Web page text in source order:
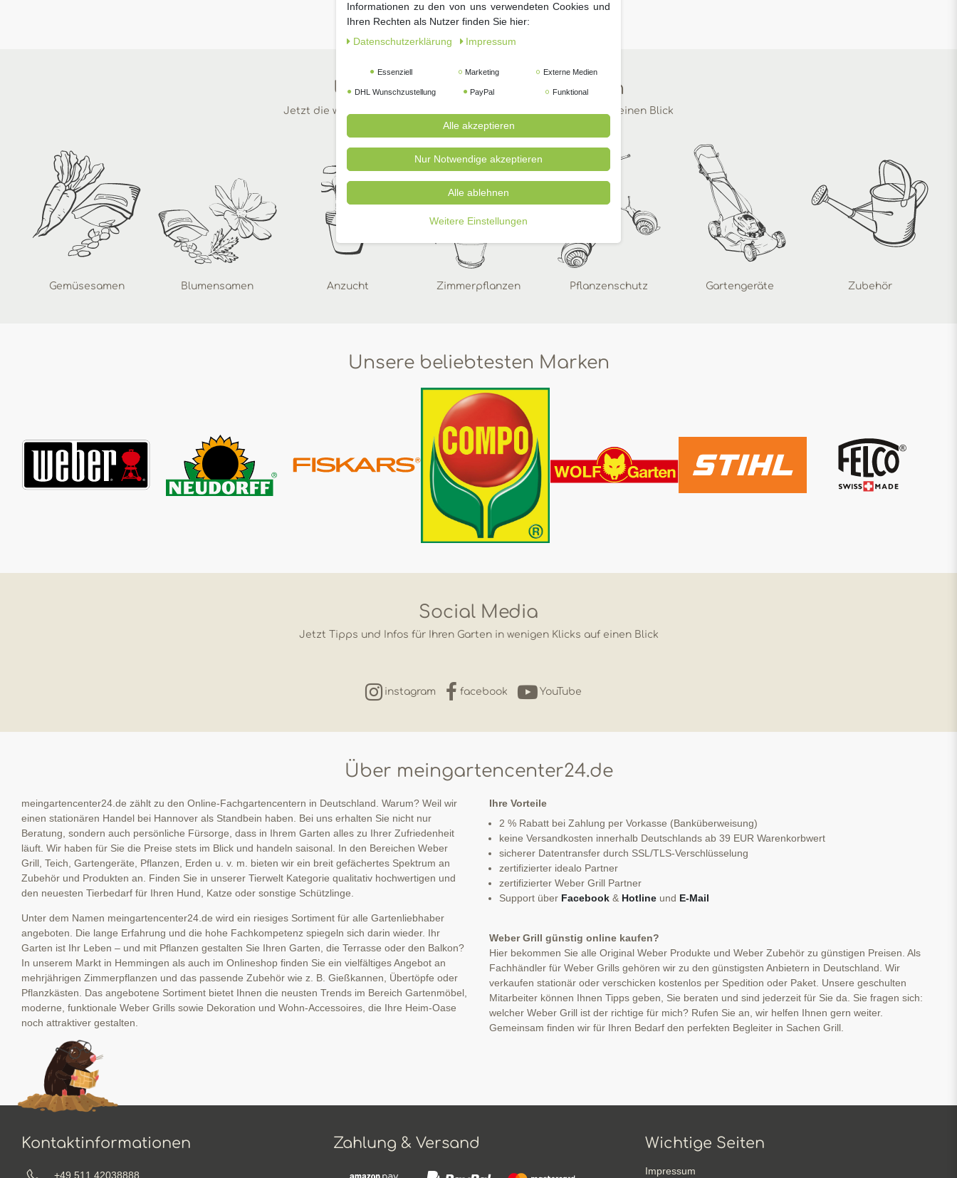
Unsere beliebtesten Kategorien
Jetzt die wichtigsten Dinge für Ihren Garten in wenigen Klicks auf einen Blick
Gemüsesamen Blumensamen Anzucht Zimmerpflanzen Pflanzenschutz Gartengeräte Zubehör
Unsere beliebtesten Marken
Social Media
Jetzt Tipps und Infos für Ihren Garten in wenigen Klicks auf einen Blick
instagram facebook YouTube
Über meingartencenter24.de
meingartencenter24.de zählt zu den Online-Fachgartencentern in Deutschland. Warum? Weil wir
einen stationären Handel bei Hannover als Standbein haben. Bei uns erhalten Sie nicht nur
Beratung, sondern auch persönliche Fürsorge, dass in Ihrem Garten alles zu Ihrer Zufriedenheit
läuft. Wir haben für Sie die Preise stets im Blick und handeln saisonal. In den Bereichen Weber
Grill, Teich, Gartengeräte, Pflanzen, Erden u. v. m. bieten wir ein breit gefächertes Spektrum an
Zubehör und Produkten an. Finden Sie in unserer Tierwelt Kategorie qualitativ hochwertigen und
den neuesten Tierbedarf für Ihren Hund, Katze oder sonstige Schützlinge.
Unter dem Namen meingartencenter24.de wird ein riesiges Sortiment für alle Gartenliebhaber
angeboten. Die lange Erfahrung und die hohe Fachkompetenz spiegeln sich darin wieder. Ihr
Garten ist Ihr Leben – und mit Pflanzen gestalten Sie Ihren Garten, die Terrasse oder den Balkon?
In unserem Markt in Hemmingen als auch im Onlineshop finden Sie ein vielfältiges Angebot an
mehrjährigen Zimmerpflanzen und das passende Zubehör wie z. B. Gießkannen, Übertöpfe oder
Pflanzkästen. Das angebotene Sortiment bietet Ihnen die neusten Trends im Bereich Gartenmöbel,
moderne, funktionale Weber Grills sowie Dekoration und Wohn-Accessoires, die Ihre Heim-Oase
noch attraktiver gestalten.
Ihre Vorteile
2 % Rabatt bei Zahlung per Vorkasse (Banküberweisung)
keine Versandkosten innerhalb Deutschlands ab 39 EUR Warenkorbwert
sicherer Datentransfer durch SSL/TLS-Verschlüsselung
zertifizierter idealo Partner
zertifizierter Weber Grill Partner
Support über Facebook & Hotline und E-Mail
Weber Grill günstig online kaufen?
Hier bekommen Sie alle Original Weber Produkte und Weber Zubehör zu günstigen Preisen. Als
Fachhändler für Weber Grills gehören wir zu den günstigsten Anbietern in Deutschland. Wir
verkaufen stationär oder verschicken kostenlos per Spedition oder Paket. Unsere geschulten
Mitarbeiter können Ihnen Tipps geben, Sie beraten und sind jederzeit für Sie da. Sie fragen sich:
welcher Weber Grill ist der richtige für mich? Rufen Sie an, wir helfen Ihnen gern weiter.
Gemeinsam finden wir für Ihren Bedarf den perfekten Begleiter in Sachen Grill.
Kontaktinformationen
+49 511 42038888
Zahlung & Versand Wichtige Seiten
Impressum
Informationen zu den von uns verwendeten Cookies und
Ihren Rechten als Nutzer finden Sie hier:
Daten­schutz­erklärung
Impressum
Essenziell Marketing Externe Medien
DHL Wunschzustellung PayPal Funktional
Alle akzeptieren
Nur Notwendige akzeptieren
Alle ablehnen
Weitere Einstellungen